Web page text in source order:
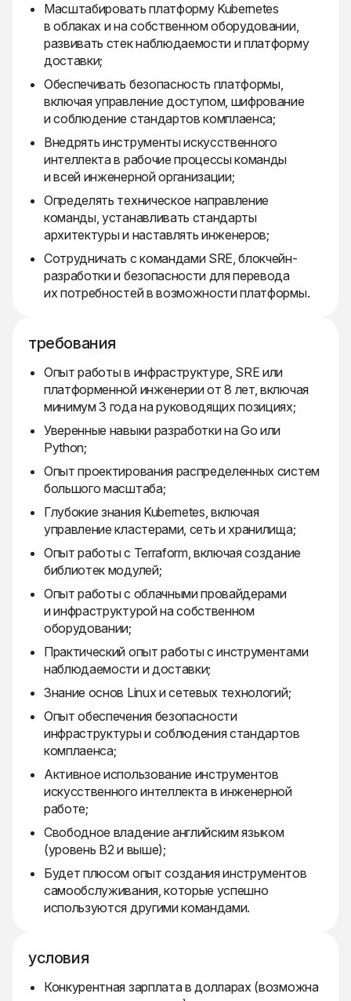
Масштабировать платформу Kubernetes
в облаках и на собственном оборудовании,
развивать стек наблюдаемости и платформу
доставки;
Обеспечивать безопасность платформы,
включая управление доступом, шифрование
и соблюдение стандартов комплаенса;
Внедрять инструменты искусственного
интеллекта в рабочие процессы команды
и всей инженерной организации;
Определять техническое направление
команды, устанавливать стандарты
архитектуры и наставлять инженеров;
Сотрудничать с командами SRE, блокчейн-
разработки и безопасности для перевода
их потребностей в возможности платформы.
требования
Опыт работы в инфраструктуре, SRE или
платформенной инженерии от 8 лет, включая
минимум 3 года на руководящих позициях;
Уверенные навыки разработки на Go или
Python;
Опыт проектирования распределенных систем
большого масштаба;
Глубокие знания Kubernetes, включая
управление кластерами, сеть и хранилища;
Опыт работы с Terraform, включая создание
библиотек модулей;
Опыт работы с облачными провайдерами
и инфраструктурой на собственном
оборудовании;
Практический опыт работы с инструментами
наблюдаемости и доставки;
Знание основ Linux и сетевых технологий;
Опыт обеспечения безопасности
инфраструктуры и соблюдения стандартов
комплаенса;
Активное использование инструментов
искусственного интеллекта в инженерной
работе;
Свободное владение английским языком
(уровень B2 и выше);
Будет плюсом опыт создания инструментов
самообслуживания, которые успешно
используются другими командами.
условия
Конкурентная зарплата в долларах (возможна